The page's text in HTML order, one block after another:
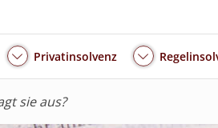
Privatinsolvenz
sie aus?